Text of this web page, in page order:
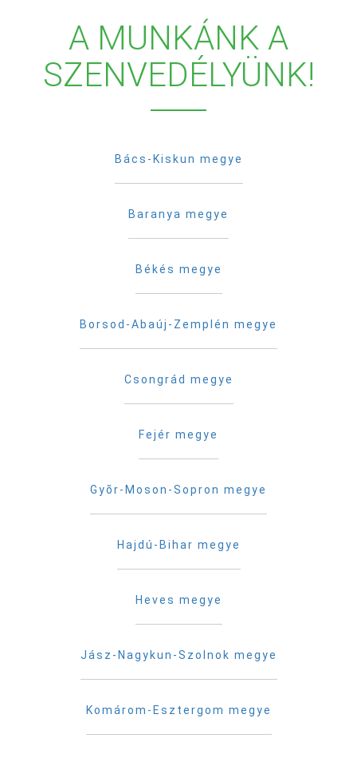
A MUNKÁNK A
SZENVEDÉLYÜNK!
Bács-Kiskun megye
Baranya megye
Békés megye
Borsod-Abaúj-Zemplén megye
Csongrád megye
Fejér megye
Gyõr-Moson-Sopron megye
Hajdú-Bihar megye
Heves megye
Jász-Nagykun-Szolnok megye
Komárom-Esztergom megye